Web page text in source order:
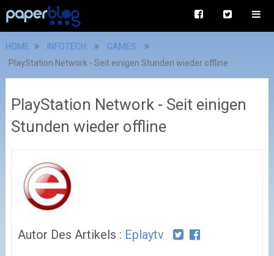
HOME INFOTECH
GAMES
PlayStation Network - Seit einigen Stunden wieder offline
PlayStation Network - Seit einigen
Stunden wieder offline
Autor Des Artikels : Eplaytv